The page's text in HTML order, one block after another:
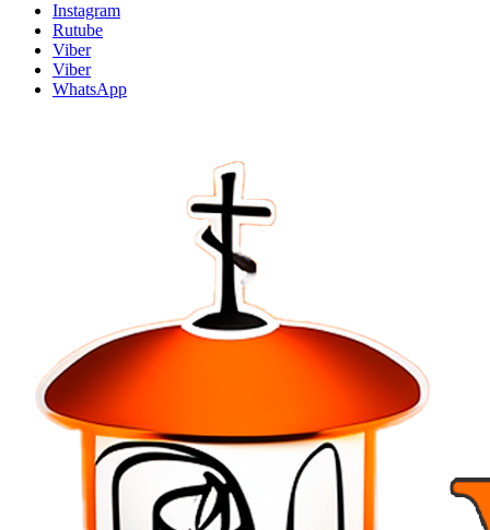
Instagram
Rutube
Viber
Viber
WhatsApp